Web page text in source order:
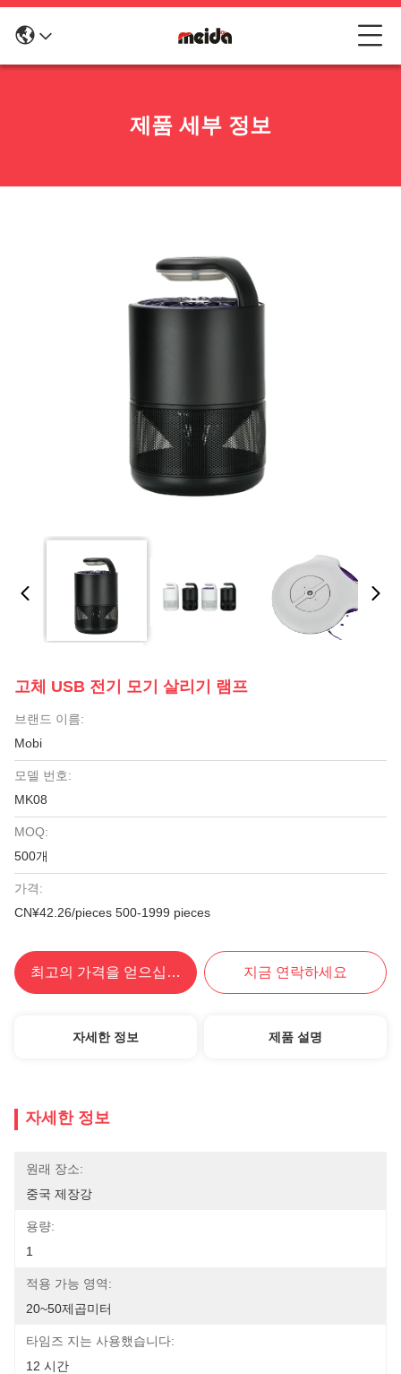
제품 세부 정보
고체 USB 전기 모기 살리기 램프
브랜드 이름:
Mobi
모델 번호:
MK08
MOQ:
500개
가격:
CN¥42.26/pieces 500-1999 pieces
최고의 가격을 얻으십시오 지금 연락하세요
자세한 정보 제품 설명
자세한 정보
원래 장소:
중국 제장강
용량:
1
적용 가능 영역:
20~50제곱미터
타임즈 지는 사용했습니다:
12 시간